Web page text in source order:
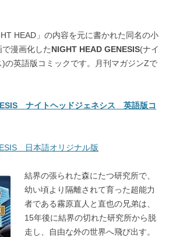
HEAD」の内容を元に書かれた同名の小
漫画化したNIGHT HEAD GENESIS(ナイ
)の英語版コミックです。月刊マガジンZで
ナイトヘッドジェネシス 英語版コ
日本語オリジナル版
結界の張られた森にたつ研究所で、
幼い頃より隔離されて育った超能力
者である霧原直人と直也の兄弟は、
15年後に結界の切れた研究所から脱
走し、自由な外の世界へ飛び出す。